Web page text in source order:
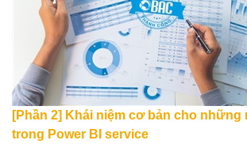
[Phần 2] Khái niệm cơ bản cho những
trong Power BI service